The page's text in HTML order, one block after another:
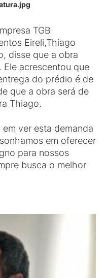
TGB
Eireli,Thiago
disse que a obra
Ele acrescentou que
do prédio é de
que a obra será de
Thiago.
ver esta demanda
em oferecer
para nossos
busca o melhor